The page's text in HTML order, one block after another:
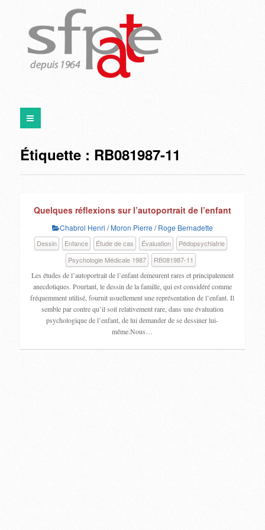
Étiquette : RB081987-11
Quelques réflexions sur l’autoportrait de l’enfant
Chabrol Henri /Moron Pierre /Roge Bernadette
Dessin Enfance Étude de cas Évaluation
Pédopsychiatrie
Psychologie Médicale 1987
RB081987-11
Les études de l’autoportrait de l’enfant demeurent rares et principalement
anecdotiques. Pourtant, le dessin de la famille, qui est considéré comme
fréquemment utilisé, fournit usuellement une représentation de l’enfant. Il
semble par contre qu’il soit relativement rare, dans une évaluation
psychologique de l’enfant, de lui demander de se dessiner lui-
même.Nous…